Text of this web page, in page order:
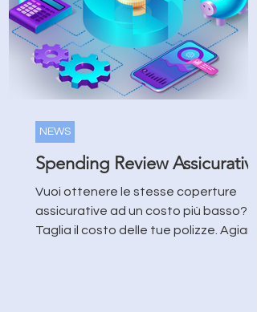
Spending Review Assicurativa
Vuoi ottenere le stesse coperture
assicurative ad un costo più basso?
Taglia il costo delle tue polizze.
NEWS